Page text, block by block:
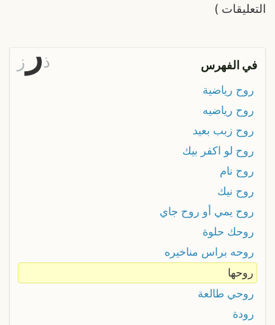
التعليقات )
في الفهرس ذر ز
روح رياضية
روح رياضيه
روح زبب بعيد
روح لو اكفر بيك
روح نام
روح نيك
روح يمي أو روح جاي
روحك حلوة
روحه براس مناخيره
روحها
روحي طالعة
رودة